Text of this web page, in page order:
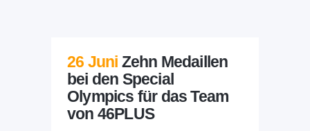
26 Juni Zehn Medaillen
bei den Special
Olympics für das Team
von 46PLUS